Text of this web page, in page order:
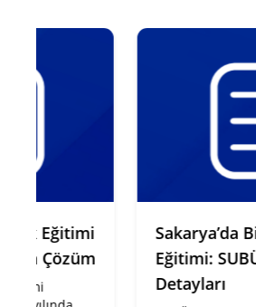
Eğitimi
Çözüm
Sakarya’da
Eğitimi:
Detayları